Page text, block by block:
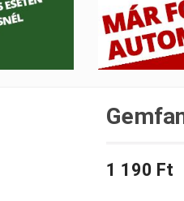
1 190 Ft